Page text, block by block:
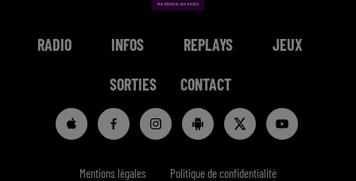
RADIO INFOS REPLAYS JEUX
SORTIES CONTACT
Mentions légales Politique de confidentialité